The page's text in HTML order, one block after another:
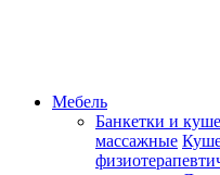
Мебель
Банкетки и
массажные